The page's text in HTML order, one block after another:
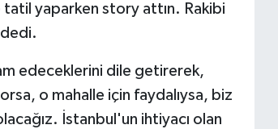
yaparken story attın. Rakibi
edeceklerini dile getirerek,
o mahalle için faydalıysa, biz
İstanbul'un ihtiyacı olan